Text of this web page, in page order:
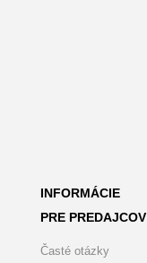
INFORMÁCIE
PRE PREDAJCOV
Časté otázky